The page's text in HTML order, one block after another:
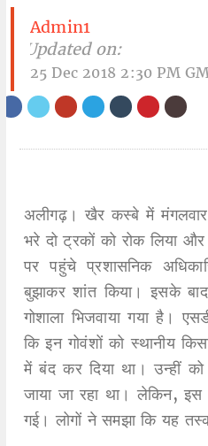
Admin1
| Updated on:
25 Dec 2018 2:30 PM
अलीगढ़। खैर कस्बे में
भरे दो ट्रकों को रोक लिया
पर पहुंचे प्रशासनिक
बुझाकर शांत किया। इसके
गोशाला भिजवाया गया है।
कि इन गोवंशों को स्थानीय
में बंद कर दिया था। उन्हीं
जाया जा रहा था। लेकिन,
गई। लोगों ने समझा कि यह